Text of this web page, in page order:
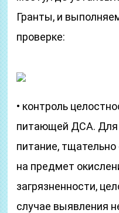
Гранты, и
проверке:
• контроль
питающей ДСА. Для
питание,
на предмет
загрязненности,
случае выявления